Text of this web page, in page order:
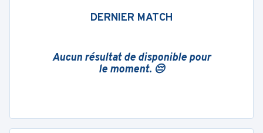
DERNIER MATCH
Aucun résultat de disponible pour
le moment. 😔